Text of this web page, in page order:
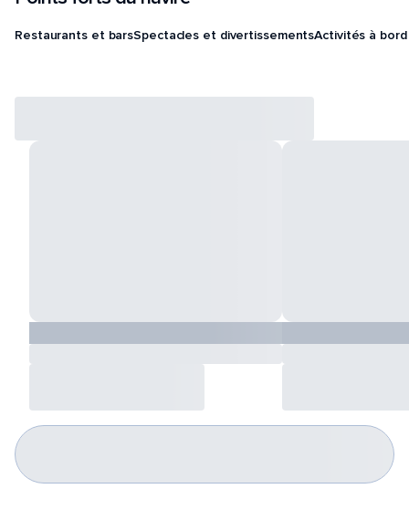
Restaurants et barsSpectacles et divertissementsActivités à bord